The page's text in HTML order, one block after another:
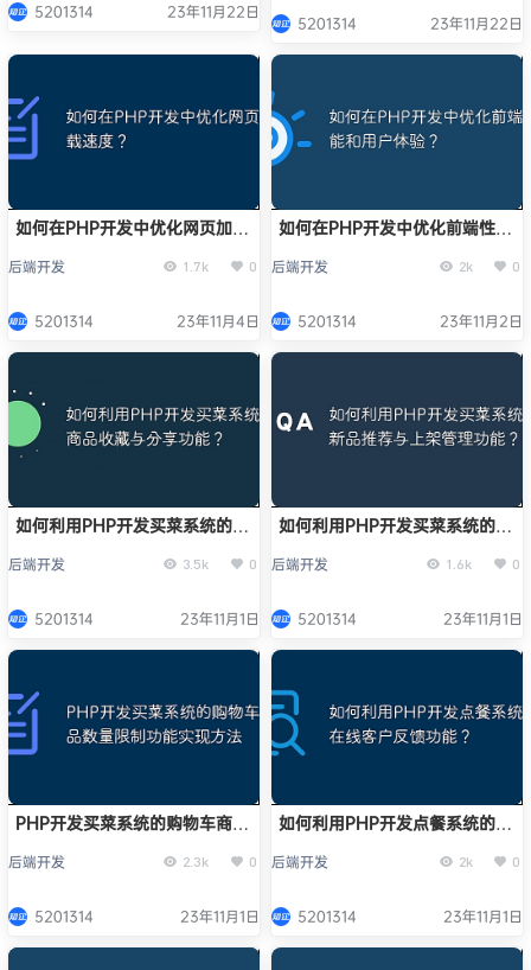
5201314 23年11月22日
5201314 23年11月22日
如何在PHP开发中优化网页加载
后端开发 1.7k 0
5201314 23年11月4日
如何在PHP开发中优化前端性能
后端开发 2k 0
5201314 23年11月2日
如何利用PHP开发买菜系统的商
后端开发 3.5k 0
5201314 23年11月1日
如何利用PHP开发买菜系统的新
后端开发 1.6k 0
5201314 23年11月1日
PHP开发买菜系统的购物车商品
后端开发 2.3k 0
5201314 23年11月1日
如何利用PHP开发点餐系统的在
后端开发 2k 0
5201314 23年11月1日